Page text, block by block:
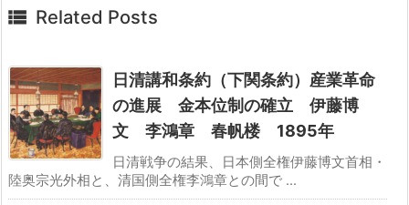
 Related Posts
日清講和条約（下関条約）産業革命
の進展 金本位制の確立 伊藤博
文 李鴻章 春帆楼 1895年
日清戦争の結果、日本側全権伊藤博文首相・
陸奥宗光外相と、清国側全権李鴻章との間で ...